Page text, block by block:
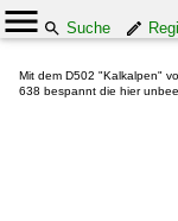
Suche
Mit dem D502 "Kalkalpen"
638 bespannt die hier